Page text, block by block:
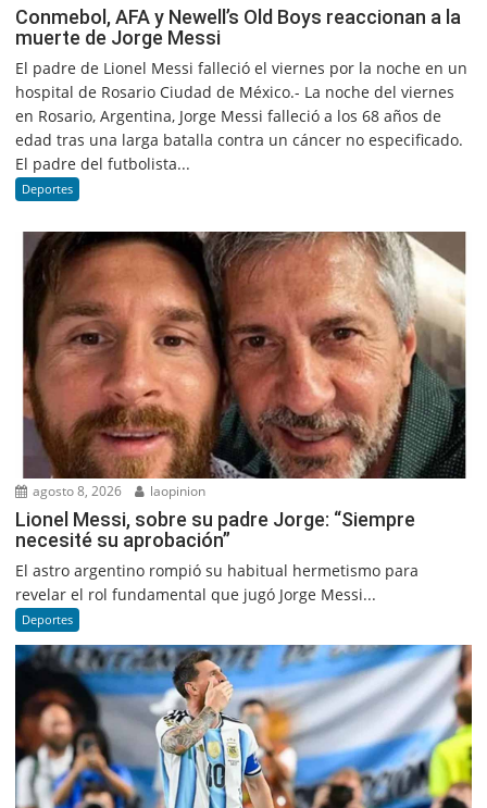
Conmebol, AFA y Newell’s Old Boys reaccionan a la
muerte de Jorge Messi
El padre de Lionel Messi falleció el viernes por la noche en un
hospital de Rosario Ciudad de México.- La noche del viernes
en Rosario, Argentina, Jorge Messi falleció a los 68 años de
edad tras una larga batalla contra un cáncer no especificado.
El padre del futbolista...
Deportes
agosto 8, 2026 laopinion
Lionel Messi, sobre su padre Jorge: “Siempre
necesité su aprobación”
El astro argentino rompió su habitual hermetismo para
revelar el rol fundamental que jugó Jorge Messi...
Deportes